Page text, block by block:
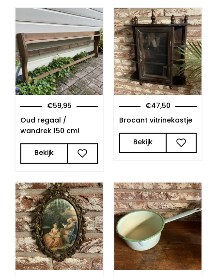
€59,95
Oud regaal /
wandrek 150 cm!
Bekijk
€47,50
Brocant vitrinekastje
Bekijk